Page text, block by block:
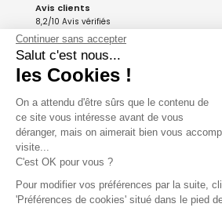
Avis clients
8,2/10 Avis vérifiés
L'Appli Phox
A propos de Phox
Services et garanties
Continuer sans accepter
Salut c'est nous...
les Cookies !
On a attendu d'être sûrs que le contenu de
ce site vous intéresse avant de vous
déranger, mais on aimerait bien vous
visite...
C'est OK pour vous ?
Pour modifier vos préférences par la suite,
'Préférences de cookies' situé dans le pied